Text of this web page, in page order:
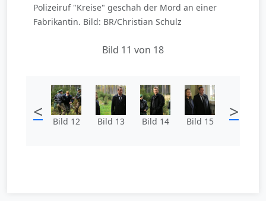
Polizeiruf "Kreise" geschah der Mord an einer
Fabrikantin. Bild: BR/Christian Schulz
Bild 11 von 18
< Bild 12 Bild 13 Bild 14 Bild 15 >